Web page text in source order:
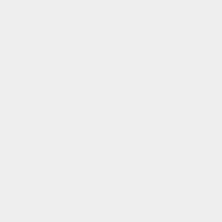
para garantizar
puede brindarte una
no permitir ciertos
de ellas, y así elegir
de navegación y
Por ejemplo, estas
navegas o
afectar la
notificado de la
ninguna
el rendimiento